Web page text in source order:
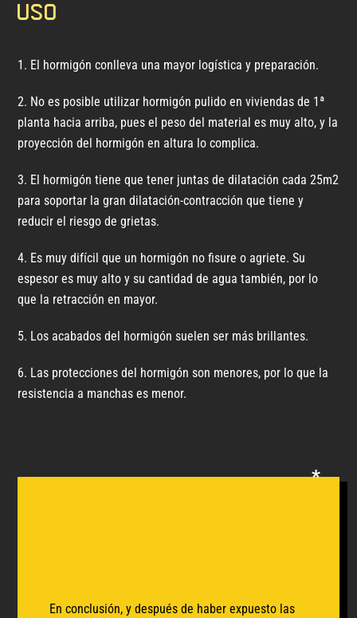
uso
El hormigón conlleva una mayor logística y preparación.
No es posible utilizar hormigón pulido en viviendas de 1ª
planta hacia arriba, pues el peso del material es muy alto, y la
proyección del hormigón en altura lo complica.
El hormigón tiene que tener juntas de dilatación cada 25m2
para soportar la gran dilatación-contracción que tiene y
reducir el riesgo de grietas.
Es muy difícil que un hormigón no fisure o agriete. Su
espesor es muy alto y su cantidad de agua también, por lo
que la retracción en mayor.
Los acabados del hormigón suelen ser más brillantes.
Las protecciones del hormigón son menores, por lo que la
resistencia a manchas es menor.
En conclusión, y después de haber expuesto las